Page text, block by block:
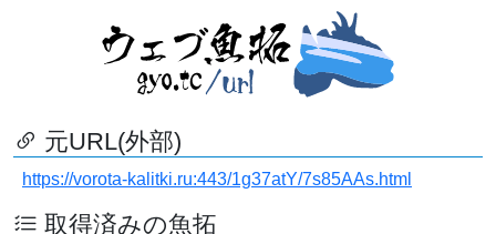
元URL(外部)
https://vorota-kalitki.ru:443/1g37atY/7s85AAs.html
取得済みの魚拓